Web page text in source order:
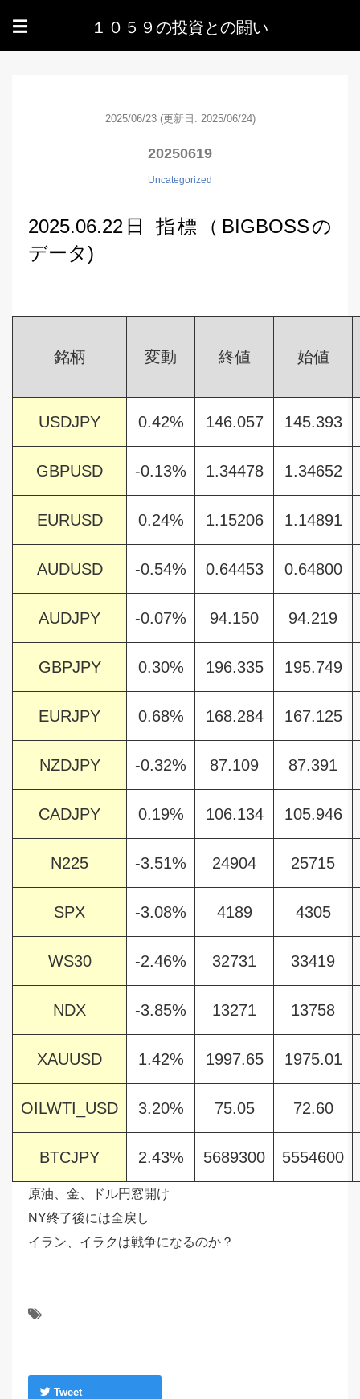
☰ １０５９の投資との闘い
2025/06/23 (更新日: 2025/06/24)
20250619
Uncategorized
2025.06.22日 指標（BIGBOSSの
データ)
銘柄 変動 終値 始値
USDJPY 0.42% 146.057 145.393
GBPUSD -0.13% 1.34478 1.34652
EURUSD 0.24% 1.15206 1.14891
AUDUSD -0.54% 0.64453 0.64800
AUDJPY -0.07% 94.150 94.219
GBPJPY 0.30% 196.335 195.749
EURJPY 0.68% 168.284 167.125
NZDJPY -0.32% 87.109 87.391
CADJPY 0.19% 106.134 105.946
N225 -3.51% 24904 25715
SPX -3.08% 4189 4305
WS30 -2.46% 32731 33419
NDX -3.85% 13271 13758
XAUUSD 1.42% 1997.65 1975.01
OILWTI_USD 3.20% 75.05 72.60
BTCJPY 2.43% 5689300 5554600
原油、金、ドル円窓開け
NY終了後には全戻し
イラン、イラクは戦争になるのか？
Tweet